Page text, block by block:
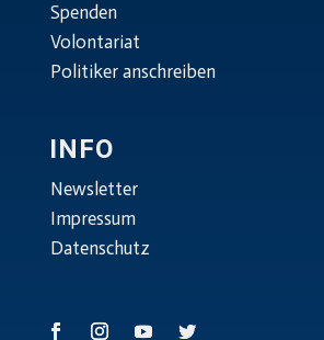
Spenden
Volontariat
Politiker anschreiben
INFO
Newsletter
Impressum
Datenschutz